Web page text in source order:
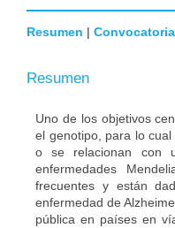
Resumen | Convocatoria
Resumen
Uno de los objetivos
el genotipo, para lo
o se relacionan con
enfermedades
frecuentes y están
enfermedad de
pública en países en